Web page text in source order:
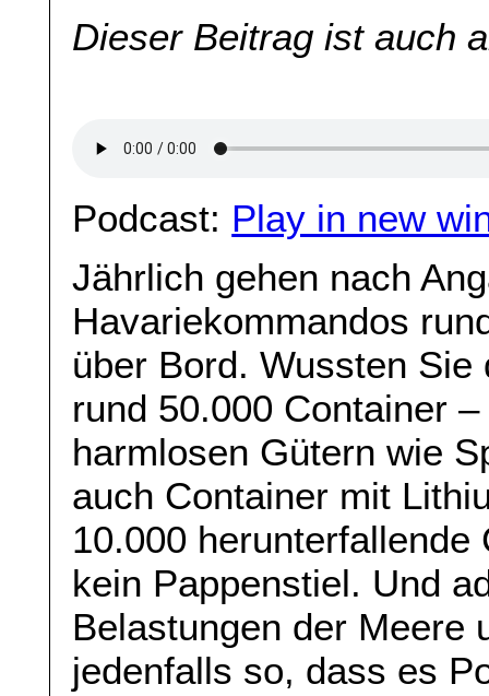
Dieser Beitrag ist auch
Podcast: Play in new
Jährlich gehen nach
Havariekommandos
über Bord. Wussten
rund 50.000 Container
harmlosen Gütern wie
auch Container mit
10.000
kein Pappenstiel. Und
Belastungen der Meere
jedenfalls so, dass es